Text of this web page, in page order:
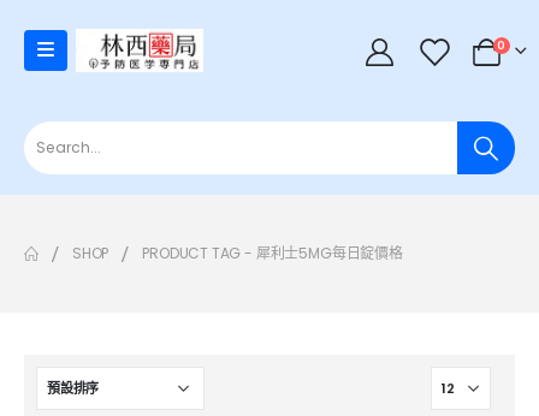
0
SHOP PRODUCT TAG - 犀利士5MG每日錠價格